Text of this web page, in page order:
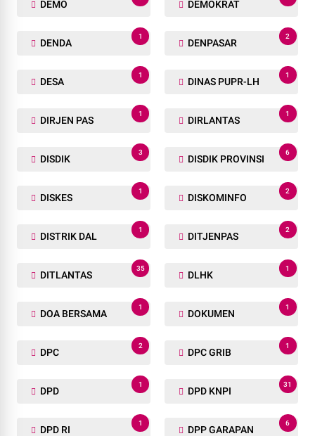
DEMO DEMOKRAT
DENDA
1
DENPASAR
2
DESA
1
DINAS PUPR-LH
1
DIRJEN PAS
1
DIRLANTAS
1
DISDIK
3
DISDIK PROVINSI
6
DISKES
1
DISKOMINFO
2
DISTRIK DAL
1
DITJENPAS
2
DITLANTAS
35
DLHK
1
DOA BERSAMA
1
DOKUMEN
1
DPC
2
DPC GRIB
1
DPD
1
DPD KNPI
31
DPD RI
1
DPP GARAPAN
6